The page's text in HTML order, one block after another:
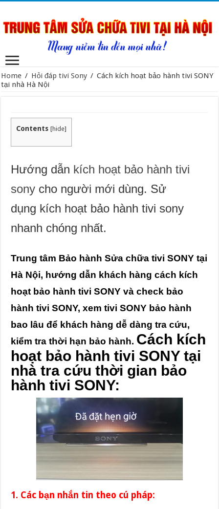
Home / Hỏi đáp tivi Sony / Cách kích hoạt bảo hành tivi SONY
tại nhà Hà Nội
Contents [hide]
Hướng dẫn kích hoạt bảo hành tivi
sony cho người mới dùng. Sử
dụng kích hoạt bảo hành tivi sony
nhanh chóng nhất.
Trung tâm Bảo hành Sửa chữa tivi SONY tại
Hà Nội, hướng dẫn khách hàng cách kích
hoạt bảo hành tivi SONY và check bảo
hành tivi SONY, xem tivi SONY bảo hành
bao lâu để khách hàng dễ dàng tra cứu,
kiểm tra thời hạn bảo hành. Cách kích
hoạt bảo hành tivi SONY tại
nhà tra cứu thời gian bảo
hành tivi SONY:
1. Các bạn nhắn tin theo cú pháp: